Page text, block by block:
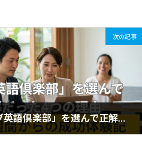
次の記事
30代が「セブ英語倶楽部」を選んで正解だった4つの理由｜短期1週間からの成功体験記